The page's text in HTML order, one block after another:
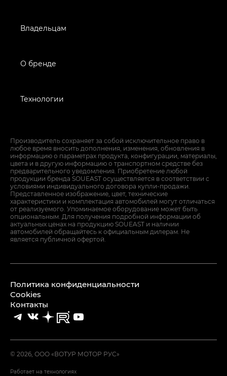
Владельцам
О бренде
Технологии
Производитель сохраняет за собой исключительное право в
любое время вносить дополнения, изменения, обновления в
информацию о параметрах продукта, конфигурации, материалы,
цвета и в другую информацию о транспортном средстве без
предварительного уведомления. Приобретение любой
продукции бренда SOUEAST осуществляется в соответствии с
условиями индивидуального договора купли-продажи.
Представленное изображение, цвет, технические
характеристики и комплектация автомобилей могут отличаться
от реализуемого. Упоминаемое оборудование может быть
опциональным. Для получения подробной информации об
актуальных ценах на продукцию SOUEAST и наличии
автомобилей обращайтесь к официальным дилерам. Не
является публичной офертой.
© 2026, ООО «ВОТУР МОТОР РУС»
Политика конфиденциальности
Cookies
Контакты
Работает на технологиях